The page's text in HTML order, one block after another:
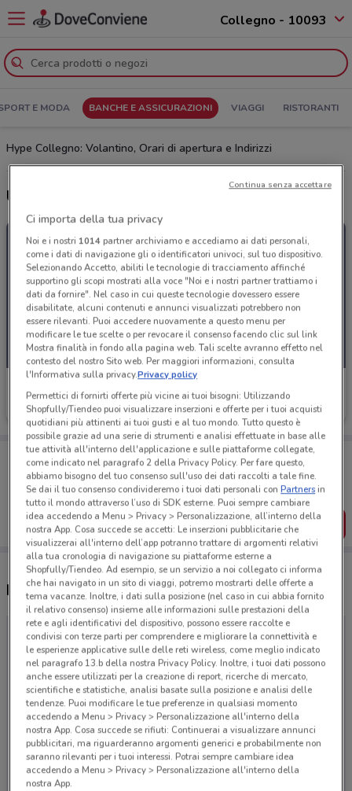
Collegno - 10093
E MODA BANCHE E ASSICURAZIONI VIAGGI RISTORANTI
Hype Collegno: Volantino, Orari di apertura e Indirizzi
Ultime offerte del volantino Hype
Scade il 03/02
Porta DoveConviene sempre con te!
Puoi trovare le migliori offerte dei negozi vicino a te,
salvarle e creare la tua lista del risparmio, comodamente
dal tuo cellulare.
SCARICA L’APP
Negozi Hype a Collegno
Ci importa della tua privacy
Noi e i nostri 1014partner archiviamo e accediamo ai dati personali,
come i dati di navigazione gli o identificatori univoci, sul tuo dispositivo.
Selezionando Accetto, abiliti le tecnologie di tracciamento affinché
supportino gli scopi mostrati alla voce "Noi e i nostri partner trattiamo i
dati da fornire". Nel caso in cui queste tecnologie dovessero essere
disabilitate, alcuni contenuti e annunci visualizzati potrebbero non
essere rilevanti. Puoi accedere nuovamente a questo menu per
modificare le tue scelte o per revocare il consenso facendo clic sul link
Mostra finalità in fondo alla pagina web. Tali scelte avranno effetto nel
contesto del nostro Sito web. Per maggiori informazioni, consulta
l'Informativa sulla privacy.Privacy policy
Permettici di fornirti offerte più vicine ai tuoi bisogni: Utilizzando
Shopfully/Tiendeo puoi visualizzare inserzioni e offerte per i tuoi acquisti
quotidiani più attinenti ai tuoi gusti e al tuo mondo. Tutto questo è
possibile grazie ad una serie di strumenti e analisi effettuate in base alle
tue attività all'interno dell'applicazione e sulle piattaforme collegate,
come indicato nel paragrafo 2 della Privacy Policy. Per fare questo,
abbiamo bisogno del tuo consenso sull'uso dei dati raccolti a tale fine.
Se dai il tuo consenso condivideremo i tuoi dati personali conPartnersin
tutto il mondo attraverso l’uso di SDK esterne. Puoi sempre cambiare
idea accedendo a Menu > Privacy > Personalizzazione, all’interno della
nostra App. Cosa succede se accetti: Le inserzioni pubblicitarie che
visualizzerai all'interno dell’app potranno trattare di argomenti relativi
alla tua cronologia di navigazione su piattaforme esterne a
Shopfully/Tiendeo. Ad esempio, se un servizio a noi collegato ci informa
che hai navigato in un sito di viaggi, potremo mostrarti delle offerte a
tema vacanze. Inoltre, i dati sulla posizione (nel caso in cui abbia fornito
il relativo consenso) insieme alle informazioni sulle prestazioni della
rete e agli identificativi del dispositivo, possono essere raccolte e
condivisi con terze parti per comprendere e migliorare la connettività e
le esperienze applicative sulle delle reti wireless, come meglio indicato
nel paragrafo 13.b della nostra Privacy Policy. Inoltre, i tuoi dati possono
anche essere utilizzati per la creazione di report, ricerche di mercato,
scientifiche e statistiche, analisi basate sulla posizione e analisi delle
tendenze. Puoi modificare le tue preferenze in qualsiasi momento
accedendo a Menu > Privacy > Personalizzazione all'interno della
nostra App. Cosa succede se rifiuti: Continuerai a visualizzare annunci
pubblicitari, ma riguarderanno argomenti generici e probabilmente non
saranno rilevanti per i tuoi interessi. Potrai sempre cambiare idea
accedendo a Menu > Privacy > Personalizzazione all'interno della
nostra App.
Continua senza accettare